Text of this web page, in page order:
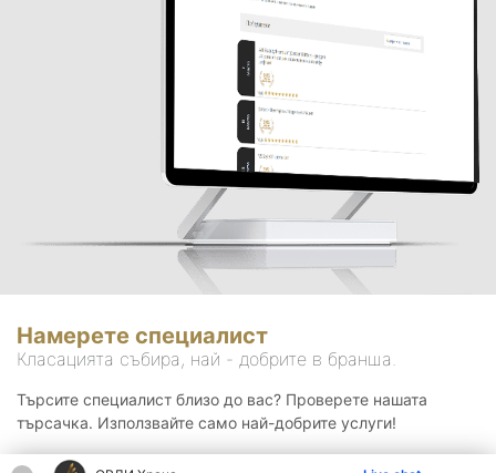
Намерете специалист
Класацията събира, най - добрите в бранша.
Търсите специалист близо до вас? Проверете нашата
търсачка. Използвайте само най-добрите услуги!